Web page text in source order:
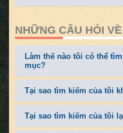
NHỮNG CÂU HỎI
Làm thế nào tôi có thể
mục?
Tại sao tìm kiếm của tôi
Tại sao tìm kiếm của tôi